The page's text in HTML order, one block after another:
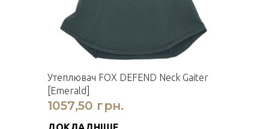
Утеплювач FOX DEFEND Neck Gaiter
[Emerald]
1057,50 грн.